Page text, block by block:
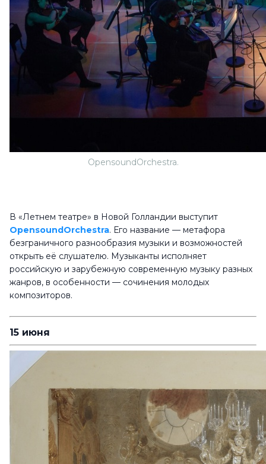
OpensoundOrchestra.
В «Летнем театре» в Новой Голландии выступит
OpensoundOrchestra. Его название — метафора
безграничного разнообразия музыки и возможностей
открыть её слушателю. Музыканты исполняет
российскую и зарубежную современную музыку разных
жанров, в особенности — сочинения молодых
композиторов.
15 июня